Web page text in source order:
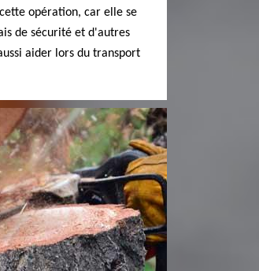
opération, car elle se
de sécurité et d'autres
aider lors du transport